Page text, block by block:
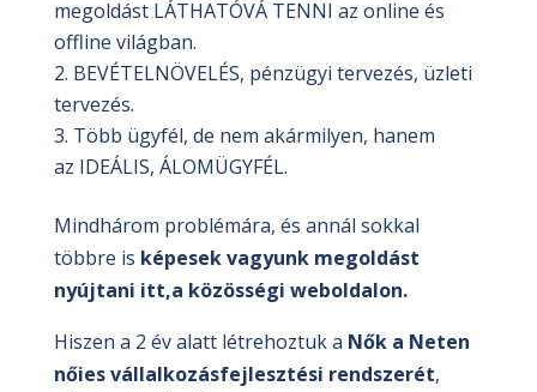
megoldást LÁTHATÓVÁ TENNI az online és
offline világban.
BEVÉTELNÖVELÉS, pénzügyi tervezés, üzleti
tervezés.
Több ügyfél, de nem akármilyen, hanem
az IDEÁLIS, ÁLOMÜGYFÉL.
Mindhárom problémára, és annál sokkal
többre is képesek vagyunk megoldást
nyújtani itt,a közösségi weboldalon.
Hiszen a 2 év alatt létrehoztuk a Nők a Neten
nőies vállalkozásfejlesztési rendszerét,